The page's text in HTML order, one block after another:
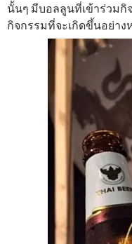
นั้นๆ มีบอลลูนที่เข้าร่วมกิ
กิจกรรมที่จะเกิดขึ้นอย่า